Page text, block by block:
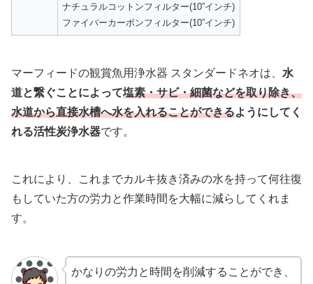
ナチュラルコットンフィルター(10”インチ)
ファイバーカーボンフィルター(10”インチ)
マーフィードの観賞魚用浄水器 スタンダードネオは、 水
道と繋ぐことによって塩素・サビ・細菌などを取り除き、
水道から直接水槽へ水を入れることができるようにしてく
れる活性炭浄水器です。
これにより、これまでカルキ抜き済みの水を持って何往復
もしていた方の労力と作業時間を大幅に減らしてくれま
す。
かなりの労力と時間を削減することができ、